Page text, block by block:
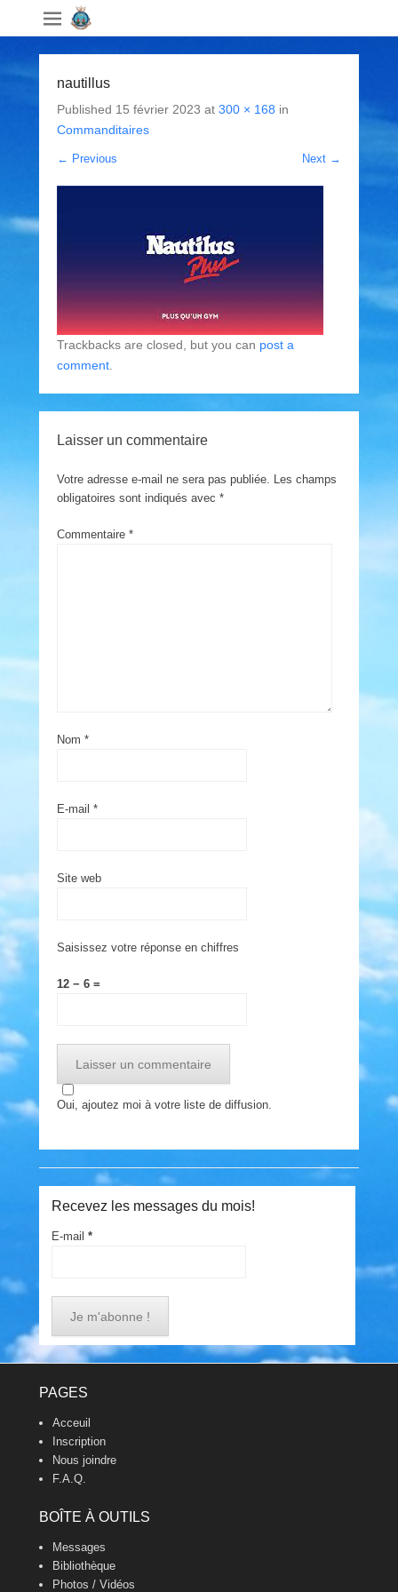
nautillus
Published 15 février 2023 at 300 × 168 in
Commanditaires
← Previous Next →
Trackbacks are closed, but you can post a
comment
Laisser un commentaire
Votre adresse e-mail ne sera pas publiée. Les champs
obligatoires sont indiqués avec *
Commentaire *
Nom *
E-mail *
Site web
Saisissez votre réponse en chiffres
12 − 6 =
Oui, ajoutez moi à votre liste de diffusion.
Recevez les messages du mois!
E-mail*
PAGES
Acceuil
Inscription
Nous joindre
F.A.Q.
BOÎTE À OUTILS
Messages
Bibliothèque
Photos / Vidéos